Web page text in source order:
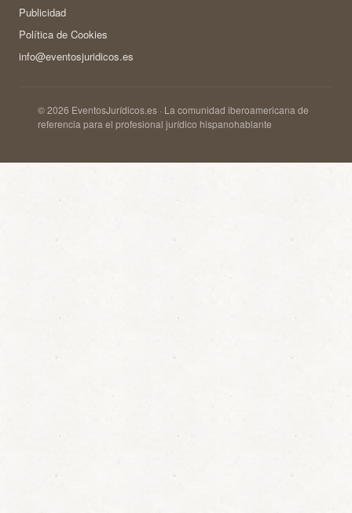
Publicidad
Política de Cookies
info@eventosjuridicos.es
© 2026 EventosJurídicos.es · La comunidad iberoamericana de
referencia para el profesional jurídico hispanohablante